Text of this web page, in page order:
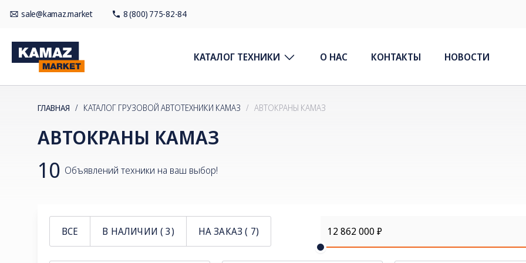
sale@kamaz.market 8 (800) 775-82-84
КАТАЛОГ ТЕХНИКИ О НАС КОНТАКТЫ НОВОСТИ
ГЛАВНАЯ / КАТАЛОГ ГРУЗОВОЙ АВТОТЕХНИКИ КАМАЗ / АВТОКРАНЫ КАМАЗ
АВТОКРАНЫ КАМАЗ
10 Объявлений техники на ваш выбор!
ВСЕ В НАЛИЧИИ (3) НА ЗАКАЗ ( 7)